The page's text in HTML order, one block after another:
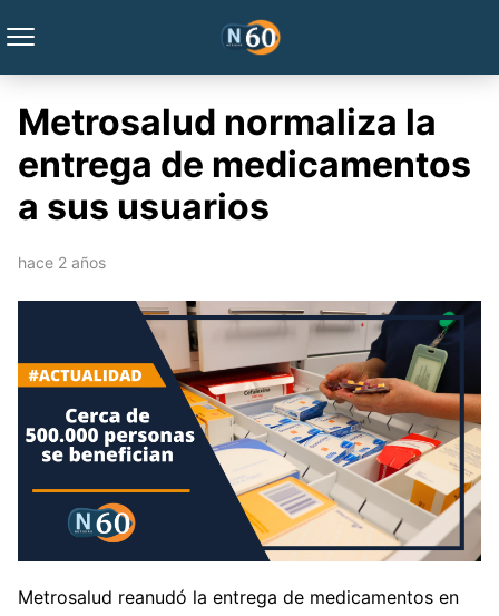
Metrosalud normaliza la
entrega de medicamentos
a sus usuarios
hace 2 años
Metrosalud reanudó la entrega de medicamentos en